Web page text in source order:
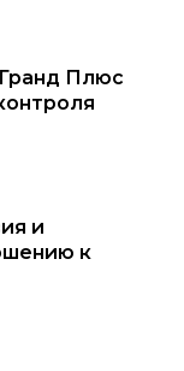
Плюс
и
к